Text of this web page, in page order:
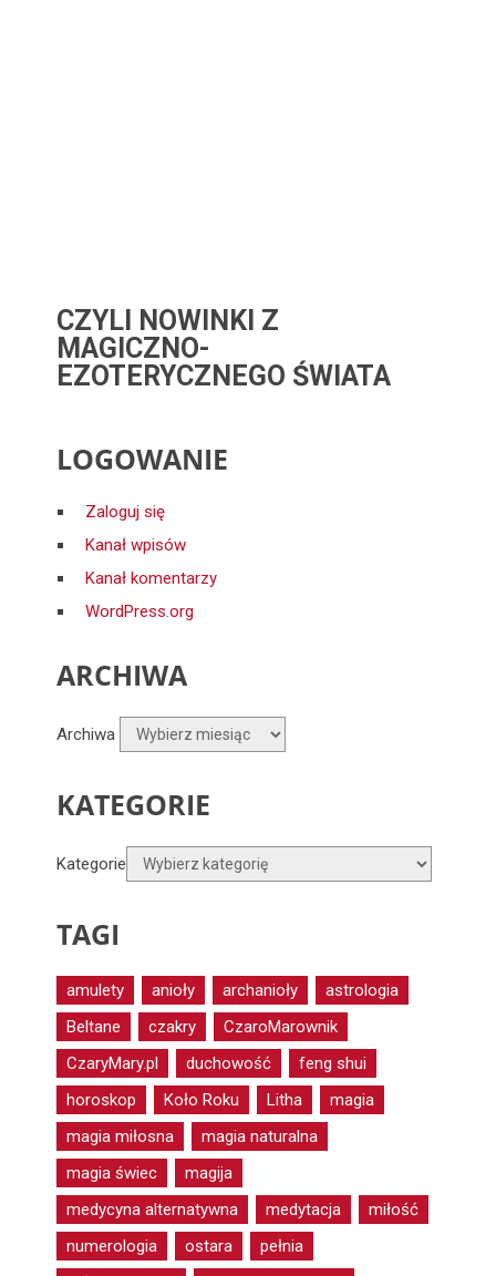
CZYLI NOWINKI Z
MAGICZNO-
EZOTERYCZNEGO ŚWIATA
LOGOWANIE
Zaloguj się
Kanał wpisów
Kanał komentarzy
WordPress.org
ARCHIWA
Archiwa
KATEGORIE
Kategorie
TAGI
amulety anioły archanioły
astrologia
Beltane
czakry
CzaroMarownik
CzaryMary.pl
duchowość
feng shui
horoskop
Koło Roku Litha
magia
magia miłosna
magia naturalna
magia świec
magija
medycyna alternatywna
medytacja
miłość
numerologia
ostara
pełnia